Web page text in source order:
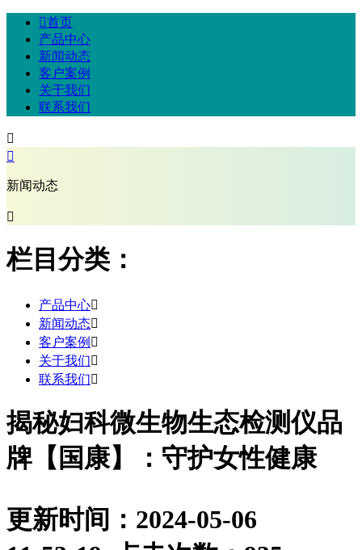
首页
产品中心
新闻动态
客户案例
关于我们
联系我们


新闻动态

栏目分类：
产品中心
新闻动态
客户案例 
关于我们
联系我们
揭秘妇科微生物生态检测仪品
牌【国康】：守护女性健康
更新时间：2024-05-06